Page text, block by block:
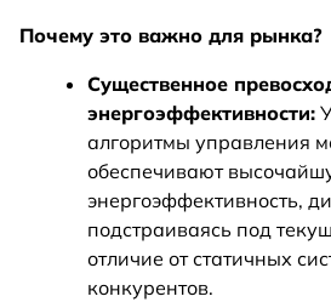
Почему это важно для рынка?
Существенное
энергоэффективности:
алгоритмы управления
обеспечивают
энергоэффективность,
подстраиваясь под
отличие от статичных
конкурентов.